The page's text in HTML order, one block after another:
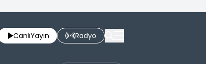
CanlıYayın Radyo